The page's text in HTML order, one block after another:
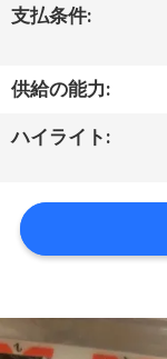
に
つ
い
工
ツ
支払条件:
供給の能力:
ハイライト: